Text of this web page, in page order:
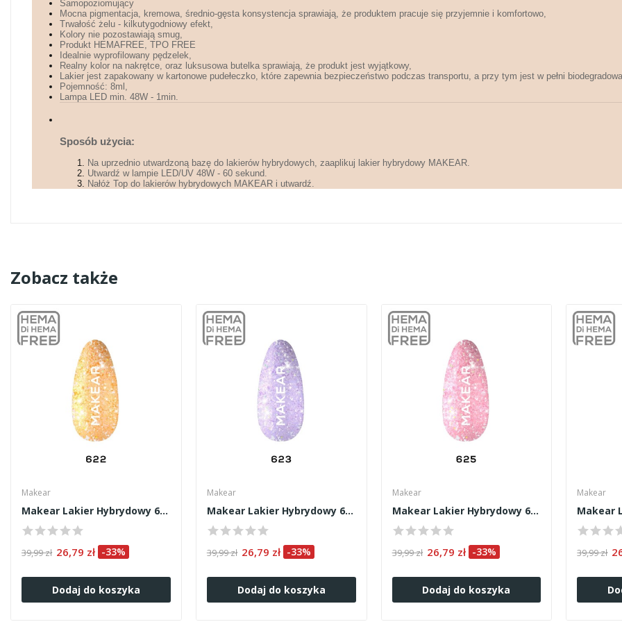
Samopoziomujący
Mocna pigmentacja, kremowa, średnio-gęsta konsystencja sprawiają, że produktem pracuje się przyjemnie i komfortowo,
Trwałość żelu - kilkutygodniowy efekt,
Kolory nie pozostawiają smug,
Produkt HEMAFREE, TPO FREE
Idealnie wyprofilowany pędzelek,
Realny kolor na nakrętce, oraz luksusowa butelka sprawiają, że produkt jest wyjątkowy,
Lakier jest zapakowany w kartonowe pudełeczko, które zapewnia bezpieczeństwo podczas transportu, a przy tym jest w pełni
Pojemność: 8ml,
Lampa LED min. 48W - 1min.
Sposób użycia:
Na uprzednio utwardzoną bazę do lakierów hybrydowych, zaaplikuj lakier hybrydowy MAKEAR.
Utwardź w lampie LED/UV 48W - 60 sekund.
Nałóż Top do lakierów hybrydowych MAKEAR i utwardź.
Zobacz także
Makear
Makear Lakier Hybrydowy 622 8ml
39,99 zł 26,79 zł -33%
Dodaj do koszyka
Makear
Makear Lakier Hybrydowy 623 8ml
39,99 zł 26,79 zł -33%
Dodaj do koszyka
Makear
Makear Lakier Hybrydowy 625 8ml
39,99 zł 26,79 zł -33%
Dodaj do koszyka
Makear
39,99 zł